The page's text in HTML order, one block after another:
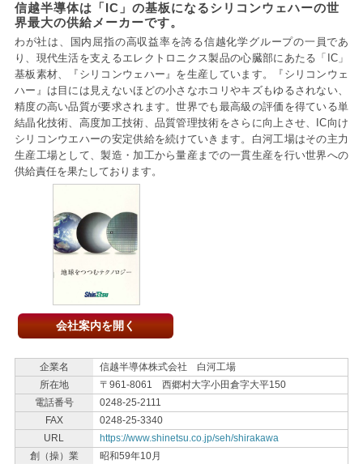
信越半導体は「IC」の基板になるシリコンウェハーの世
界最大の供給メーカーです。
わが社は、国内屈指の高収益率を誇る信越化学グループの一員であ
り、現代生活を支えるエレクトロニクス製品の心臓部にあたる「IC」
基板素材、『シリコンウェハー』を生産しています。『シリコンウェ
ハー』は目には見えないほどの小さなホコリやキズもゆるされない、
精度の高い品質が要求されます。世界でも最高級の評価を得ている単
結晶化技術、高度加工技術、品質管理技術をさらに向上させ、IC向け
シリコンウエハーの安定供給を続けていきます。白河工場はその主力
生産工場として、製造・加工から量産までの一貫生産を行い世界への
供給責任を果たしております。
会社案内を開く
企業名
信越半導体株式会社 白河工場
所在地
〒961-8061 西郷村大字小田倉字大平150
電話番号
0248-25-2111
FAX
0248-25-3340
URL
https://www.shinetsu.co.jp/seh/shirakawa
創（操）業
昭和59年10月